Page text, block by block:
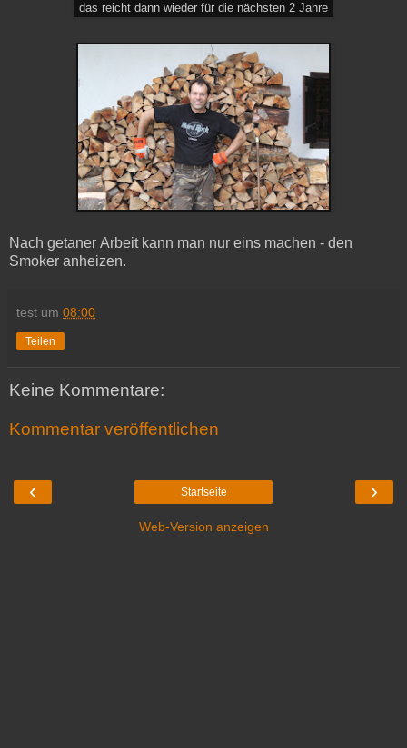
das reicht dann wieder für die nächsten 2 Jahre
Nach getaner Arbeit kann man nur eins machen - den
Smoker anheizen.
test um 08:00
Teilen
Keine Kommentare:
Kommentar veröffentlichen
‹ ›
Startseite
Web-Version anzeigen